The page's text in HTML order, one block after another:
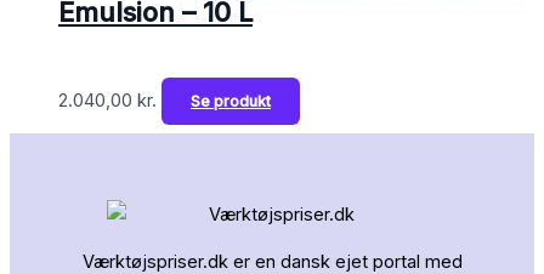
Emulsion – 10 L
2.040,00 kr. Se produkt
Værktøjspriser.dk er en dansk ejet portal med